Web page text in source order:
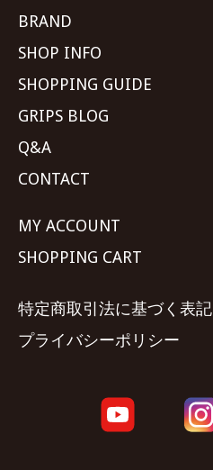
BRAND
SHOP INFO
SHOPPING GUIDE
GRIPS BLOG
Q&A
CONTACT
MY ACCOUNT
SHOPPING CART
特定商取引法に基づく表記
プライバシーポリシー